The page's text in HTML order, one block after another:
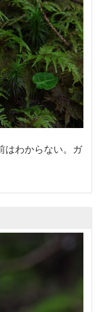
はわからない。ガ